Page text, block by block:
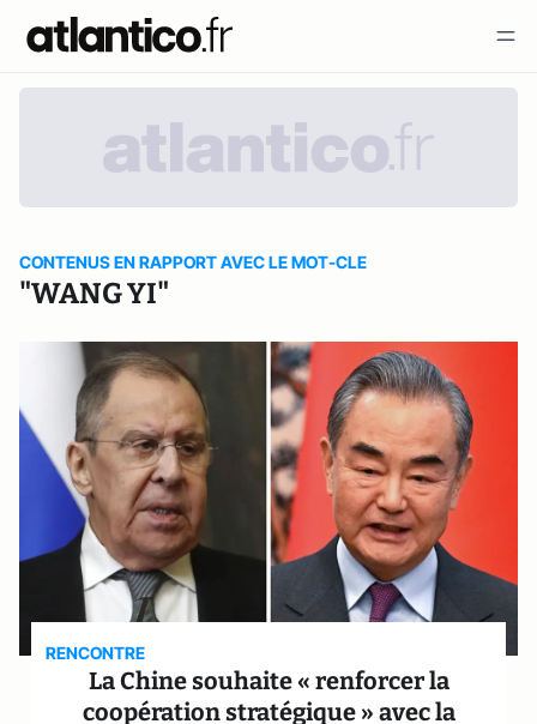
CONTENUS EN RAPPORT AVEC LE MOT-CLE
"WANG YI"
RENCONTRE
La Chine souhaite « renforcer la
coopération stratégique » avec la